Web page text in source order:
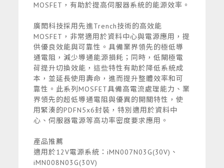
MOSFET，有助於提高伺服器系統的能源效率。
廣閎科技採用先進Trench技術的高效能
MOSFET，非常適用於資料中心與電源應用，提
供優良效能與可靠性。具備業界領先的極低導
通電阻，減少導通能源損耗；同時，低閘極電
荷提升切換效能，這些特性有助於降低系統成
本，並延長使用壽命，進而提升整體效率和可
靠性。此系列MOSFET具備高電流處理能力、業
界領先的超低導通電阻與優異的開關特性，使
用緊湊的PDFN5x6封裝，特別適用於資料中
心、伺服器電源等高功率密度要求應用。
產品推薦
適用於12V電源系統：iMN007N03G(30V)、
iMN008N03G(30V)